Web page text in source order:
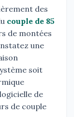
des
couple de 85
de montées
une
soit
de
de couple